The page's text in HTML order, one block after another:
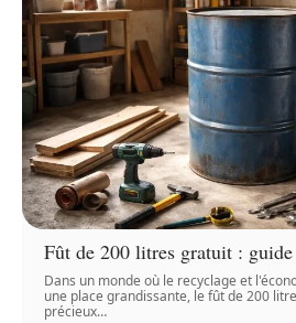
Fût de 200 litres gratuit :
Dans un monde où le recyclage et
une place grandissante, le fût de 200
précieux…